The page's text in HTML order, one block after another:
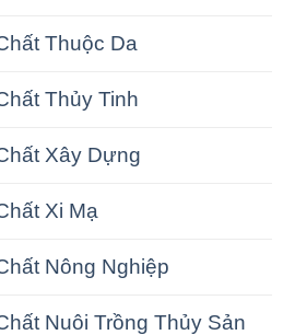
Thuộc Da
Thủy Tinh
Xây Dựng
Xi Mạ
Nông Nghiệp
Nuôi Trồng Thủy Sản